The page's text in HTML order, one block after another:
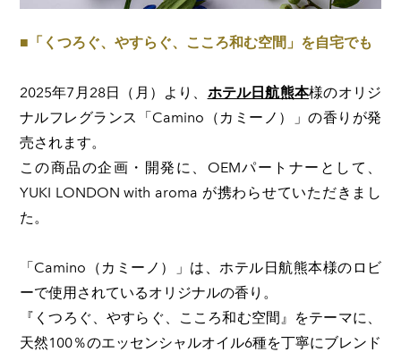
■​「くつろぐ、やすらぐ、こころ和む空間」を自宅でも
​2025年7月28日（月）より、 ホテル日航熊本様のオリジ
ナルフレグランス「Camino（カミーノ）」の香りが発
売されます。
この商品の企画・開発に、OEMパートナーとして、
YUKI LONDON with aroma が携わらせていただきまし
た。
「Camino（カミーノ）」は、ホテル日航熊本様のロビ
ーで使用されているオリジナルの香り。
『くつろぐ、やすらぐ、こころ和む空間』をテーマに、
天然100％のエッセンシャルオイル6種を丁寧にブレンド